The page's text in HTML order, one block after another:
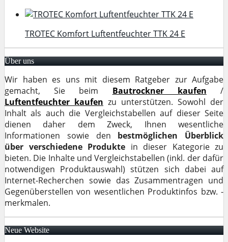
TROTEC Komfort Luftentfeuchter TTK 24 E
Über uns
Wir haben es uns mit diesem Ratgeber zur Aufgabe
gemacht, Sie beim Bautrockner kaufen /
Luftentfeuchter kaufen zu unterstützen. Sowohl der
Inhalt als auch die Vergleichstabellen auf dieser Seite
dienen daher dem Zweck, Ihnen wesentliche
Informationen sowie den bestmöglichen Überblick
über verschiedene Produkte in dieser Kategorie zu
bieten. Die Inhalte und Vergleichstabellen (inkl. der dafür
notwendigen Produktauswahl) stützen sich dabei auf
Internet-Recherchen sowie das Zusammentragen und
Gegenüberstellen von wesentlichen Produktinfos bzw. -
merkmalen.
Neue Website